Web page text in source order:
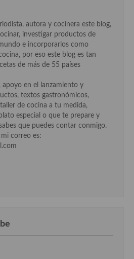
autora y cocinera este blog,
investigar productos de
e incorporarlos como
por eso este blog es tan
de más de 55 países
apoyo en el lanzamiento y
textos gastronómicos,
de cocina a tu medida,
especial o que te prepare y
que puedes contar conmigo.
correo es: